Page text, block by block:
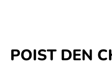
POIST DEN